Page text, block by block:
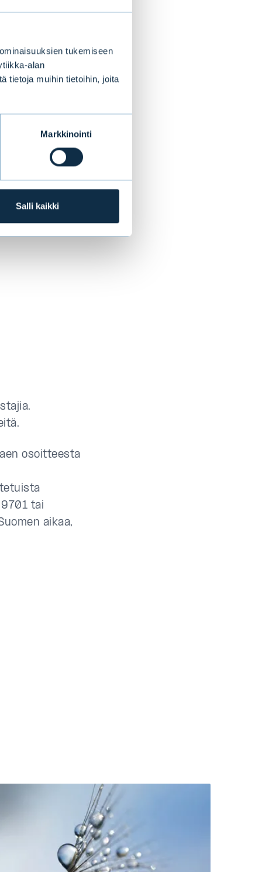
tukemiseen
alan
tietoja muihin tietoihin, joita
Markkinointi
Salli kaikki
kuvataan
täsmennetty
osoitteesta
tai
aikaa,